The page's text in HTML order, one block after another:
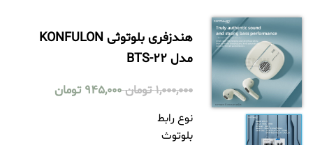
هندزفری بلوتوثی KONFULON
مدل BTS-22
1,000,000 تومان 945,000 تومان
نوع رابط
بلوتوث